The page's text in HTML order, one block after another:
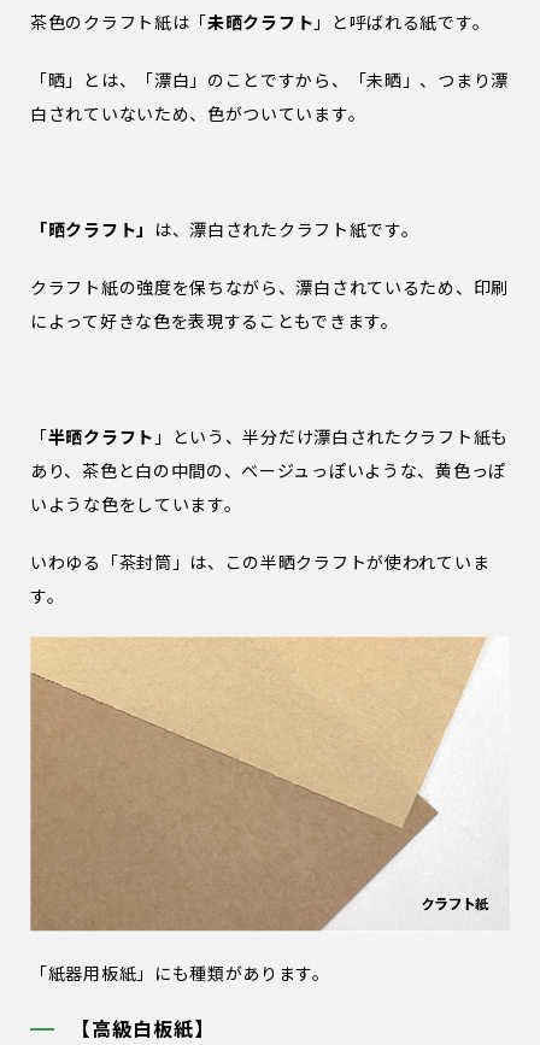
茶色のクラフト紙は「未晒クラフト 」と呼ばれる紙です。
「晒」とは、「漂白」のことですから、「未晒」、つまり漂
白されていないため、色がついています。
「晒クラフト 」 は、漂白されたクラフト紙です。
クラフト紙の強度を保ちながら、漂白されているため、印刷
によって好きな色を表現することもできます。
「半晒クラフト 」という、半分だけ漂白されたクラフト紙も
あり、茶色と白の中間の、ベージュっぽいような、黄色っぽ
いような色をしています。
いわゆる「茶封筒」は、この半晒クラフトが使われていま
す。
「紙器用板紙」にも種類があります。
【高級白板紙】